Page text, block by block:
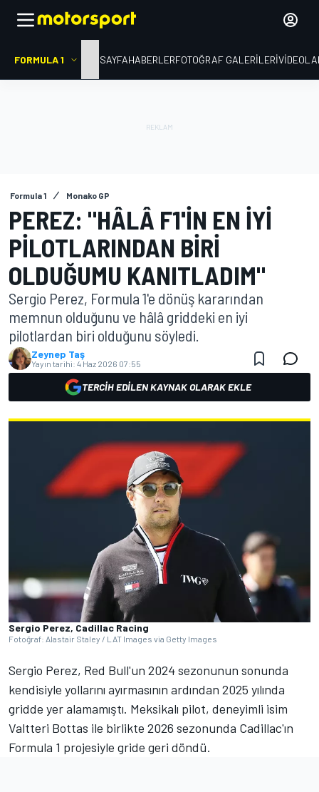
FORMULA 1 ANA SAYFAHABERLERFOTOĞRAF GALERILERI
Formula 1 Monako GP
PEREZ: "HÂLÂ F1'IN EN IYI
PILOTLARINDAN BIRI
OLDUĞUMU KANITLADIM"
Sergio Perez, Formula 1'e dönüş kararından
memnun olduğunu ve hâlâ griddeki en iyi
pilotlardan biri olduğunu söyledi.
Zeynep Taş
Yayın tarihi: 4 Haz 2026 07:55
TERCIH EDILEN KAYNAK OLARAK EKLE
Sergio Perez, Cadillac Racing
Fotoğraf: Alastair Staley / LAT Images via Getty Images
Sergio Perez, Red Bull'un 2024 sezonunun sonunda
kendisiyle yollarını ayırmasının ardından 2025 yılında
gridde yer alamamıştı. Meksikalı pilot, deneyimli isim
Valtteri Bottas ile birlikte 2026 sezonunda Cadillac'ın
Formula 1 projesiyle gride geri döndü.